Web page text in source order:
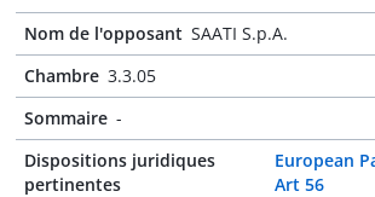
Nom de l'opposant SAATI S.p.A.
Chambre 3.3.05
Sommaire -
Dispositions juridiques
pertinentes
European
Art 56